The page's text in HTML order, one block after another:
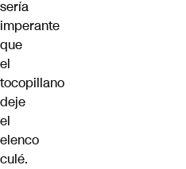
sería
imperante
que
el
tocopillano
deje
el
elenco
culé.